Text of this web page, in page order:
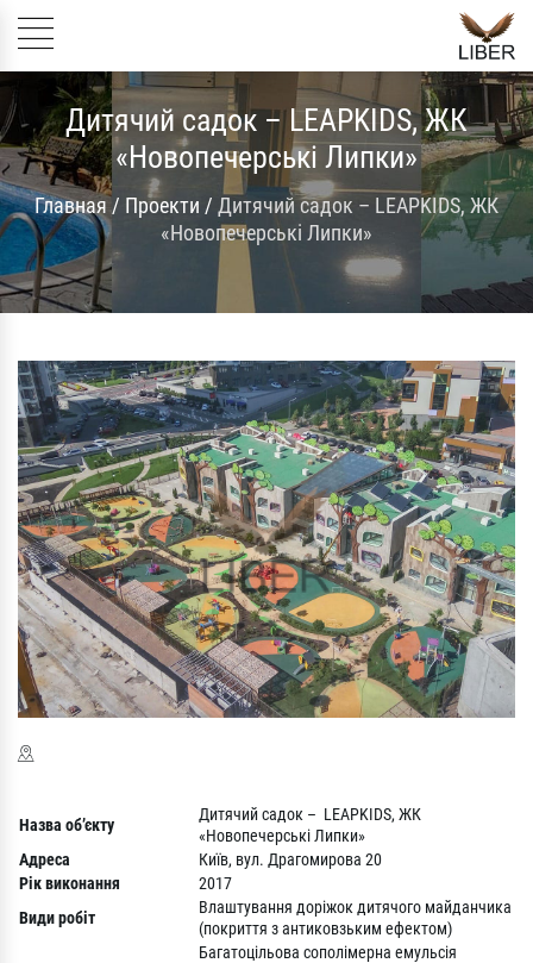
Дитячий садок – LEAPKIDS, ЖК
«Новопечерські Липки»
Главная/ Проекти / Дитячий садок – LEAPKIDS, ЖК
«Новопечерські Липки»
Назва об’єкту
Дитячий садок – LEAPKIDS, ЖК
«Новопечерські Липки»
Адреса
Київ, вул. Драгомирова 20
Рік виконання
2017
Види робіт
Влаштування доріжок дитячого майданчика
(покриття з антиковзьким ефектом)
Багатоцільова сополімерна емульсія